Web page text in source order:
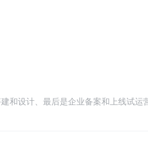
和设计、最后是企业备案和上线试运